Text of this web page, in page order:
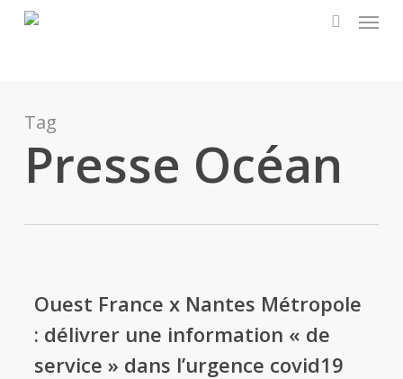
Menu
Tag
Presse Océan
Ouest France x Nantes Métropole
: délivrer une information « de
service » dans l’urgence covid19